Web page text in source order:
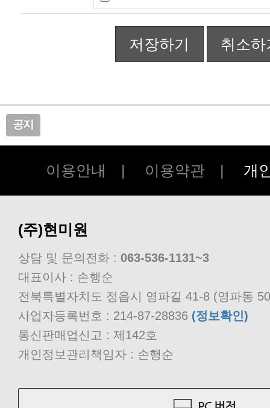
저장하기 취소하
이용안내 | 이용약관 | 개
(주)현미원
상담 및 문의전화 : 063-536-1131~3
대표이사 : 손행순
전북특별자치도 정읍시 영파길 41-8 (영파동
사업자등록번호 : 214-87-28836 (정보확인)
통신판매업신고 : 제142호
개인정보관리책임자 : 손행순